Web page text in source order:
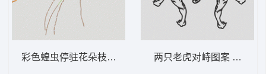
彩色蝗虫停驻花朵枝头 靓花 蝈蝈两只老虎对峙图案 老虎